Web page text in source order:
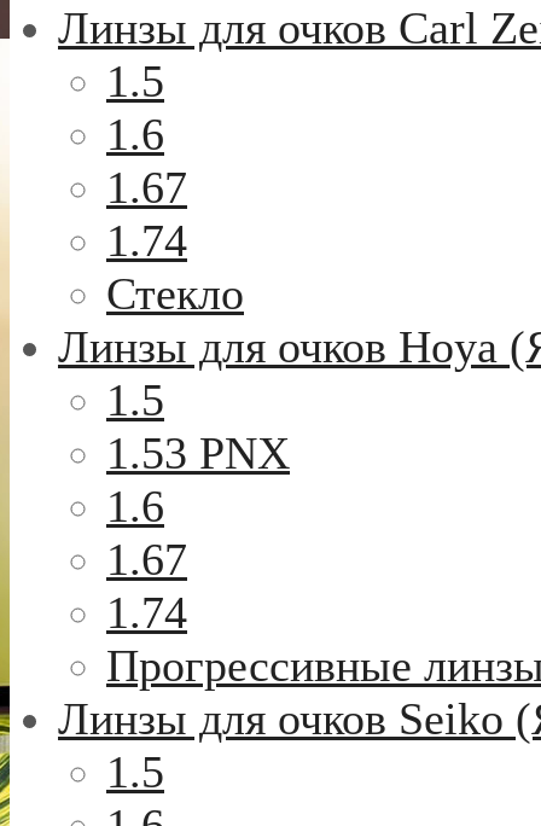
Линзы для очков Carl
1.5
1.6
1.67
1.74
Стекло
Линзы для очков Hoya
1.5
1.53 PNX
1.6
1.67
1.74
Прогрессивные
Линзы для очков Seiko
1.5